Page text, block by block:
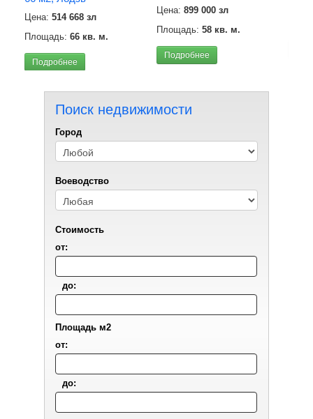
Цена: 514 668 зл
Площадь: 66 кв. м.
Подробнее
Цена: 899 000 зл
Площадь: 58 кв. м.
Подробнее
Поиск недвижимости
Город
Воеводствo
Стоимость
от:
до:
Площадь м2
от:
до: